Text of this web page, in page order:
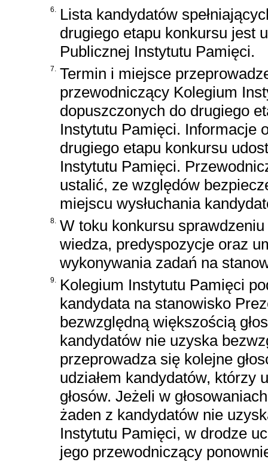
6. Lista kandydatów
drugiego etapu konkursu jest
Publicznej Instytutu Pamięci.
7. Termin i miejsce
przewodniczący Kolegium
dopuszczonych do drugiego
Instytutu Pamięci. Informacje
drugiego etapu konkursu
Instytutu Pamięci.
ustalić, ze względów
miejscu wysłuchania
8. W toku konkursu
wiedza, predyspozycje oraz
wykonywania zadań na
9. Kolegium Instytutu Pamięci
kandydata na stanowisko
bezwzględną większością
kandydatów nie uzyska
przeprowadza się kolejne
udziałem kandydatów,
głosów. Jeżeli w
żaden z kandydatów nie
Instytutu Pamięci, w drodze
jego przewodniczący